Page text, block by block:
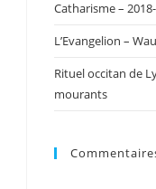
Catharisme –
L’Evangelion –
Rituel occitan de
mourants